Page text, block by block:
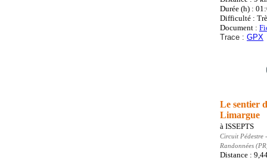
Durée (h) :
Difficulté :
Document :
Trace : GPX
Le sentier
Limargue
à ISSEPTS
Circuit Pédestre
Randonnées
Distance :